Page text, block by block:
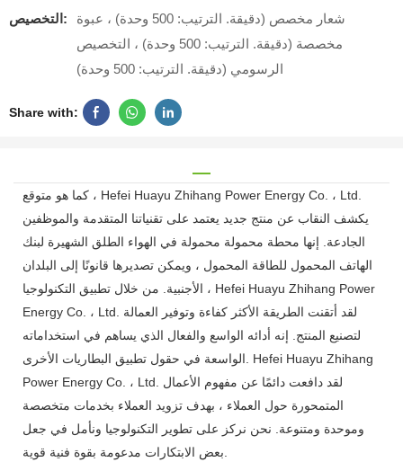
التخصيص:
شعار مخصص (دقيقة. الترتيب: 500 وحدة) ، عبوة
مخصصة (دقيقة. الترتيب: 500 وحدة) ، التخصيص
الرسومي (دقيقة. الترتيب: 500 وحدة)
Share with:
كما هو متوقع ، Hefei Huayu Zhihang Power Energy Co. ، Ltd.
يكشف النقاب عن منتج جديد يعتمد على تقنياتنا المتقدمة والموظفين
الجادعة. إنها محطة محمولة محمولة في الهواء الطلق الشهيرة لبنك
الهاتف المحمول للطاقة المحمول ، ويمكن تصديرها قانونًا إلى البلدان
الأجنبية. من خلال تطبيق التكنولوجيا ، Hefei Huayu Zhihang Power
Energy Co. ، Ltd. لقد أتقنت الطريقة الأكثر كفاءة وتوفير العمالة
لتصنيع المنتج. إنه أدائه الواسع والفعال الذي يساهم في استخداماته
الواسعة في حقول تطبيق البطاريات الأخرى. Hefei Huayu Zhihang
Power Energy Co. ، Ltd. لقد دافعت دائمًا عن مفهوم الأعمال
المتمحورة حول العملاء ، بهدف تزويد العملاء بخدمات متخصصة
وموحدة ومتنوعة. نحن نركز على تطوير التكنولوجيا ونأمل في جعل